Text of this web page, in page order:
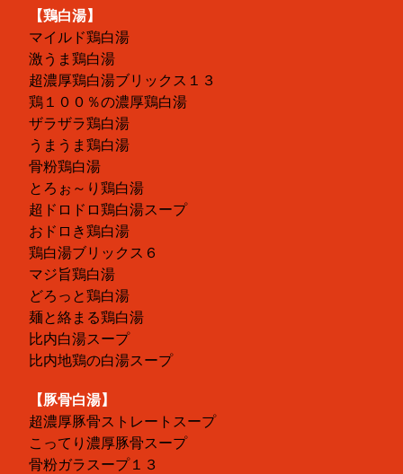
【鶏白湯】
マイルド鶏白湯
激うま鶏白湯
超濃厚鶏白湯ブリックス１３
鶏１００％の濃厚鶏白湯
ザラザラ鶏白湯
うまうま鶏白湯
骨粉鶏白湯
とろぉ～り鶏白湯
超ドロドロ鶏白湯スープ
おドロき鶏白湯
鶏白湯ブリックス６
マジ旨鶏白湯
どろっと鶏白湯
麺と絡まる鶏白湯
比内白湯スープ
比内地鶏の白湯スープ
【豚骨白湯】
超濃厚豚骨ストレートスープ
こってり濃厚豚骨スープ
骨粉ガラスープ１３